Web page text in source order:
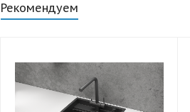
Рекомендуем